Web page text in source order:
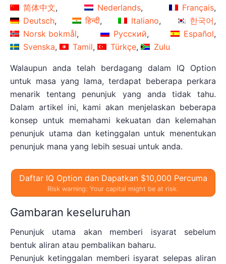
简体中文
Nederlands
Français
Deutsch
हिन्दी Italiano
한국어
Norsk bokmål
Русский
Español
Svenska
Tamil Türkçe Zulu
Walaupun anda telah berdagang dalam IQ Option
untuk masa yang lama, terdapat beberapa perkara
menarik tentang penunjuk yang anda tidak tahu.
Dalam artikel ini, kami akan menjelaskan beberapa
konsep untuk memahami kekuatan dan kelemahan
penunjuk utama dan ketinggalan untuk menentukan
penunjuk mana yang lebih sesuai untuk anda.
Daftar IQ Option dan Dapatkan $10,000 Percuma
Risk warning: Your capital might be at risk.
Gambaran keseluruhan
Penunjuk utama akan memberi isyarat sebelum
bentuk aliran atau pembalikan baharu.
Penunjuk ketinggalan memberi isyarat selepas aliran